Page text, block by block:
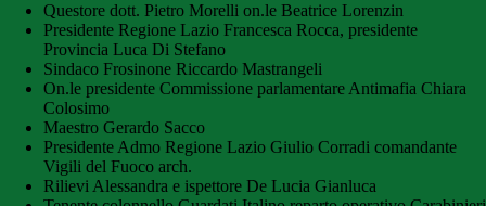
Questore dott. Pietro Morelli on.le Beatrice Lorenzin
Presidente Regione Lazio Francesca Rocca, presidente
Provincia Luca Di Stefano
Sindaco Frosinone Riccardo Mastrangeli
On.le presidente Commissione parlamentare Antimafia Chiara
Colosimo
Maestro Gerardo Sacco
Presidente Admo Regione Lazio Giulio Corradi comandante
Vigili del Fuoco arch.
Rilievi Alessandra e ispettore De Lucia Gianluca